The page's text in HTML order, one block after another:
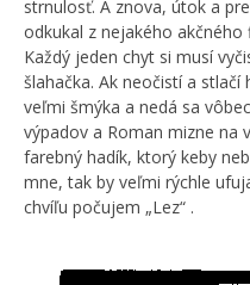
strnulosť. A znova, útok a
odkukal z nejakého
Každý jeden chyt si musí
šlahačka. Ak neočistí a
veľmi šmýka a nedá sa
výpadov a Roman mizne na
farebný hadík, ktorý keby
mne, tak by veľmi rýchle
chvíľu počujem „Lez“ .